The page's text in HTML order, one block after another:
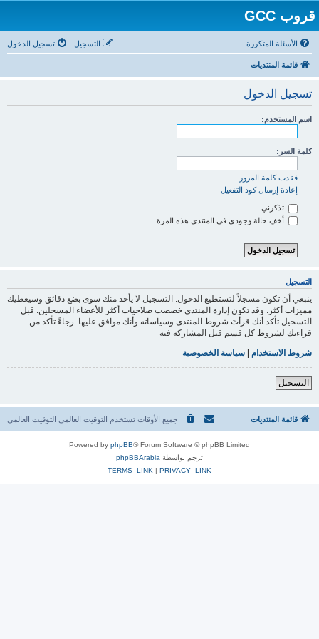
قروب GCC
الأسئلة المتكررة تسجيل الدخول التسجيل
قائمة المنتديات
تسجيل الدخول
اسم المستخدم:
كلمة السر:
فقدت كلمة المرور
إعادة إرسال كود التفعيل
تذكرني
أخفِ حالة وجودي في المنتدى هذه المرة
التسجيل
ينبغي أن تكون مسجلاً لتستطيع الدخول. التسجيل لا يأخذ منك سوى بضع دقائق وسيعطيك
مميزات أكثر. وقد تكون إدارة المنتدى خصصت صلاحيات أكثر للأعضاء المسجلين. قبل
التسجيل تأكد أنك قرأتَ شروط المنتدى وسياساته وأنك موافق عليها. رجاءً تأكد من
قراءتك لشروط كل قسم قبل المشاركة فيه
شروط الاستخدام | سياسة الخصوصية
التسجيل
قائمة المنتديات جميع الأوقات تستخدم التوقيت العالمي التوقيت العالمي
Powered by phpBB® Forum Software © phpBB Limited
ترجم بواسطة phpBBArabia
PRIVACY_LINK
|
TERMS_LINK